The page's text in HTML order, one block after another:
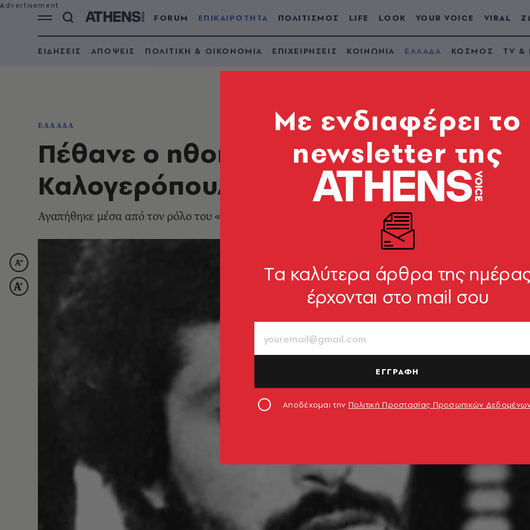
FORUM ΕΠΙΚΑΙΡΟΤΗΤΑ ΠΟΛΙΤΙΣΜΟΣ LIFE LOOK YOUR VOICE VIRAL
ΕΙΔΗΣΕΙΣ ΑΠΟΨΕΙΣ ΠΟΛΙΤΙΚΗ & ΟΙΚΟΝΟΜΙΑ ΕΠΙΧΕΙΡΗΣΕΙΣ ΚΟΙΝΩΝΙΑ ΕΛΛΑΔΑ ΚΟΣΜΟΣ TV &
ΕΛΛΑΔΑ
Πέθανε ο ηθοποιός Στέλιος
Καλογερόπουλος
Αγαπήθηκε μέσα από τον ρόλο του «Κίτσου» στη σειρά Οι Πανθέοι
Mε ενδιαφέρει το
newsletter της
Tα καλύτερα άρθρα της
έρχονται στο mail σου
ΕΓΓΡΑΦΗ
Αποδέχομαι την Πολιτική Προστασίας Προσωπικών